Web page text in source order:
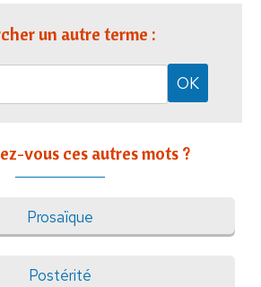
un autre terme :
vous ces autres mots ?
Prosaïque
Postérité